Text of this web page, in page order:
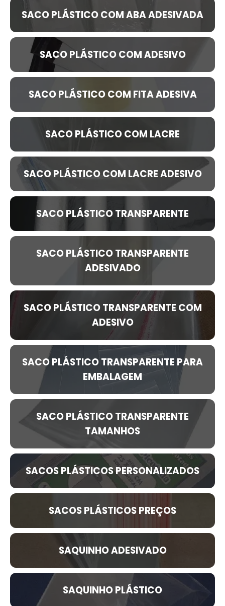
SACO PLÁSTICO COM ABA ADESIVADA
SACO PLÁSTICO COM ADESIVO
SACO PLÁSTICO COM FITA ADESIVA
SACO PLÁSTICO COM LACRE
SACO PLÁSTICO COM LACRE ADESIVO
SACO PLÁSTICO TRANSPARENTE
SACO PLÁSTICO TRANSPARENTE
ADESIVADO
SACO PLÁSTICO TRANSPARENTE COM
ADESIVO
SACO PLÁSTICO TRANSPARENTE PARA
EMBALAGEM
SACO PLÁSTICO TRANSPARENTE
TAMANHOS
SACOS PLÁSTICOS PERSONALIZADOS
SACOS PLÁSTICOS PREÇOS
SAQUINHO ADESIVADO
SAQUINHO PLÁSTICO